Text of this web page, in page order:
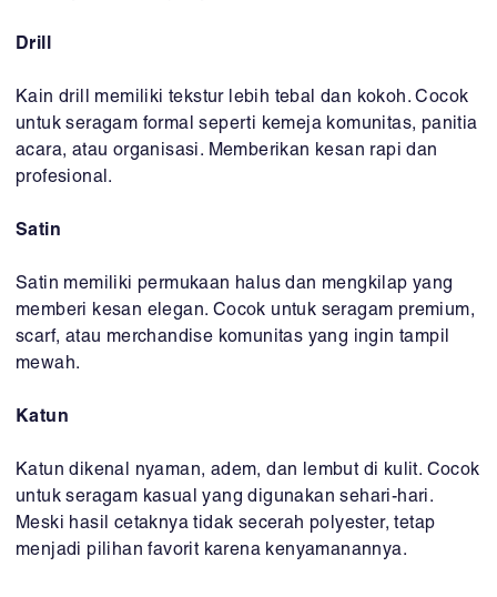
Drill
Kain drill memiliki tekstur lebih tebal dan kokoh. Cocok
untuk seragam formal seperti kemeja komunitas, panitia
acara, atau organisasi. Memberikan kesan rapi dan
profesional.
Satin
Satin memiliki permukaan halus dan mengkilap yang
memberi kesan elegan. Cocok untuk seragam premium,
scarf, atau merchandise komunitas yang ingin tampil
mewah.
Katun
Katun dikenal nyaman, adem, dan lembut di kulit. Cocok
untuk seragam kasual yang digunakan sehari-hari.
Meski hasil cetaknya tidak secerah polyester, tetap
menjadi pilihan favorit karena kenyamanannya.